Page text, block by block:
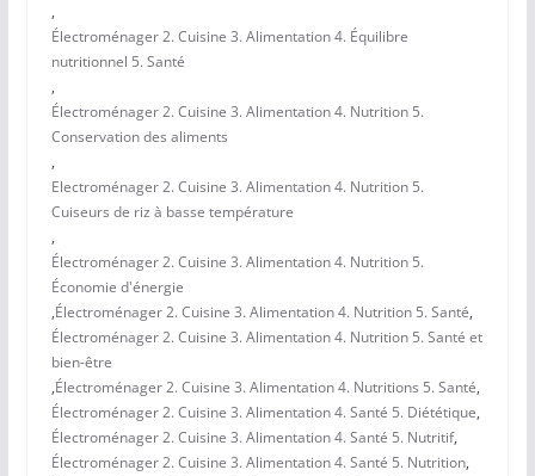
,
Électroménager 2. Cuisine 3. Alimentation 4. Équilibre
nutritionnel 5. Santé
,
Électroménager 2. Cuisine 3. Alimentation 4. Nutrition 5.
Conservation des aliments
,
Electroménager 2. Cuisine 3. Alimentation 4. Nutrition 5.
Cuiseurs de riz à basse température
,
Électroménager 2. Cuisine 3. Alimentation 4. Nutrition 5.
Économie d'énergie
,Électroménager 2. Cuisine 3. Alimentation 4. Nutrition 5. Santé,
Électroménager 2. Cuisine 3. Alimentation 4. Nutrition 5. Santé et
bien-être
,Électroménager 2. Cuisine 3. Alimentation 4. Nutritions 5. Santé,
Électroménager 2. Cuisine 3. Alimentation 4. Santé 5. Diététique,
Électroménager 2. Cuisine 3. Alimentation 4. Santé 5. Nutritif,
Électroménager 2. Cuisine 3. Alimentation 4. Santé 5. Nutrition,